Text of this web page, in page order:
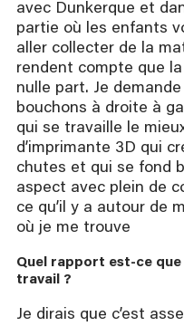
avec Dunkerque et
partie où les enfants
aller collecter de la
rendent compte que
nulle part. Je
bouchons à droite à
qui se travaille le
d’imprimante 3D qui
chutes et qui se fond
aspect avec plein de
ce qu’il y a autour de
où je me trouve
Quel rapport est-ce
travail ?
Je dirais que c’est